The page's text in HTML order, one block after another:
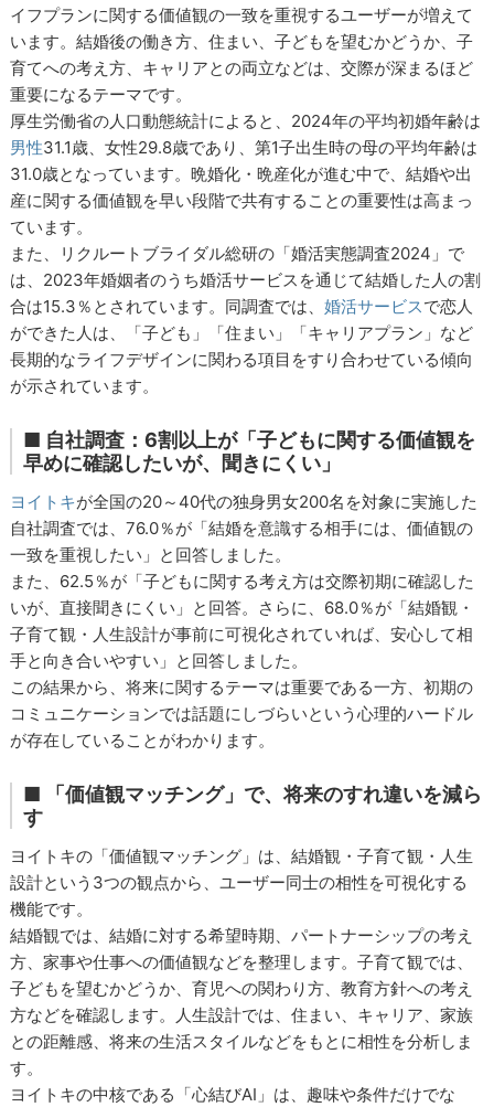
イフプランに関する価値観の一致を重視するユーザーが増えて
います。結婚後の働き方、住まい、子どもを望むかどうか、子
育てへの考え方、キャリアとの両立などは、交際が深まるほど
重要になるテーマです。
厚生労働省の人口動態統計によると、2024年の平均初婚年齢は
男性31.1歳、女性29.8歳であり、第1子出生時の母の平均年齢は
31.0歳となっています。晩婚化・晩産化が進む中で、結婚や出
産に関する価値観を早い段階で共有することの重要性は高まっ
ています。
また、リクルートブライダル総研の「婚活実態調査2024」で
は、2023年婚姻者のうち婚活サービスを通じて結婚した人の割
合は15.3％とされています。同調査では、婚活サービスで恋人
ができた人は、「子ども」「住まい」「キャリアプラン」など
長期的なライフデザインに関わる項目をすり合わせている傾向
が示されています。
■ 自社調査：6割以上が「子どもに関する価値観を
早めに確認したいが、聞きにくい」
ヨイトキが全国の20～40代の独身男女200名を対象に実施した
自社調査では、76.0％が「結婚を意識する相手には、価値観の
一致を重視したい」と回答しました。
また、62.5％が「子どもに関する考え方は交際初期に確認した
いが、直接聞きにくい」と回答。さらに、68.0％が「結婚観・
子育て観・人生設計が事前に可視化されていれば、安心して相
手と向き合いやすい」と回答しました。
この結果から、将来に関するテーマは重要である一方、初期の
コミュニケーションでは話題にしづらいという心理的ハードル
が存在していることがわかります。
■ 「価値観マッチング」で、将来のすれ違いを減ら
す
ヨイトキの「価値観マッチング」は、結婚観・子育て観・人生
設計という3つの観点から、ユーザー同士の相性を可視化する
機能です。
結婚観では、結婚に対する希望時期、パートナーシップの考え
方、家事や仕事への価値観などを整理します。子育て観では、
子どもを望むかどうか、育児への関わり方、教育方針への考え
方などを確認します。人生設計では、住まい、キャリア、家族
との距離感、将来の生活スタイルなどをもとに相性を分析しま
す。
ヨイトキの中核である「心結びAI」は、趣味や条件だけでな